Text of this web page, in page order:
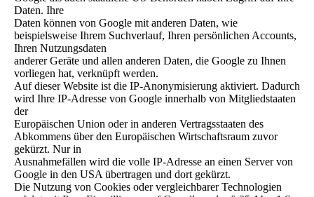
Daten. Ihre
Daten können von Google mit anderen Daten, wie
beispielsweise Ihrem Suchverlauf, Ihren persönlichen Accounts,
Ihren Nutzungsdaten
anderer Geräte und allen anderen Daten, die Google zu Ihnen
vorliegen hat, verknüpft werden.
Auf dieser Website ist die IP-Anonymisierung aktiviert. Dadurch
wird Ihre IP-Adresse von Google innerhalb von Mitgliedstaaten
der
Europäischen Union oder in anderen Vertragsstaaten des
Abkommens über den Europäischen Wirtschaftsraum zuvor
gekürzt. Nur in
Ausnahmefällen wird die volle IP-Adresse an einen Server von
Google in den USA übertragen und dort gekürzt.
Die Nutzung von Cookies oder vergleichbarer Technologien